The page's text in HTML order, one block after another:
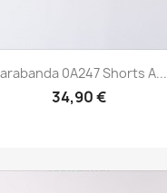
0A247 Shorts A...
34,90 €